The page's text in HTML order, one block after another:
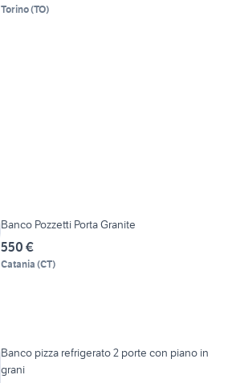
Torino(TO)
Banco Pozzetti Porta Granite
550 €
Catania (CT)
Banco pizza refrigerato 2 porte con piano in
grani